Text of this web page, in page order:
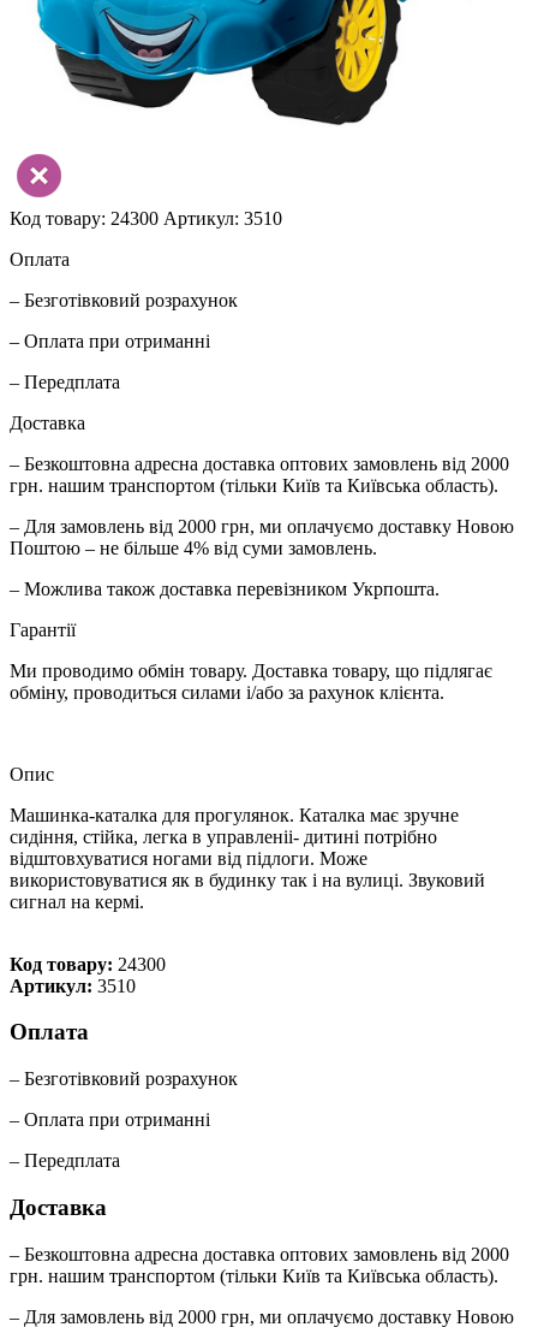
Код товару: 24300 Артикул: 3510
Оплата
– Безготівковий розрахунок
– Оплата при отриманні
– Передплата
Доставка
– Безкоштовна адресна доставка оптових замовлень від 2000
грн. нашим транспортом (тільки Київ та Київська область).
– Для замовлень від 2000 грн, ми оплачуємо доставку Новою
Поштою – не більше 4% від суми замовлень.
– Можлива також доставка перевізником Укрпошта.
Гарантії
Ми проводимо обмін товару. Доставка товару, що підлягає
обміну, проводиться силами і/або за рахунок клієнта.
Опис
Машинка-каталка для прогулянок. Каталка має зручне
сидіння, стійка, легка в управленіі- дитині потрібно
відштовхуватися ногами від підлоги. Може
використовуватися як в будинку так і на вулиці. Звуковий
сигнал на кермі.
Код товару: 24300
Артикул: 3510
Оплата
– Безготівковий розрахунок
– Оплата при отриманні
– Передплата
Доставка
– Безкоштовна адресна доставка оптових замовлень від 2000
грн. нашим транспортом (тільки Київ та Київська область).
– Для замовлень від 2000 грн, ми оплачуємо доставку Новою